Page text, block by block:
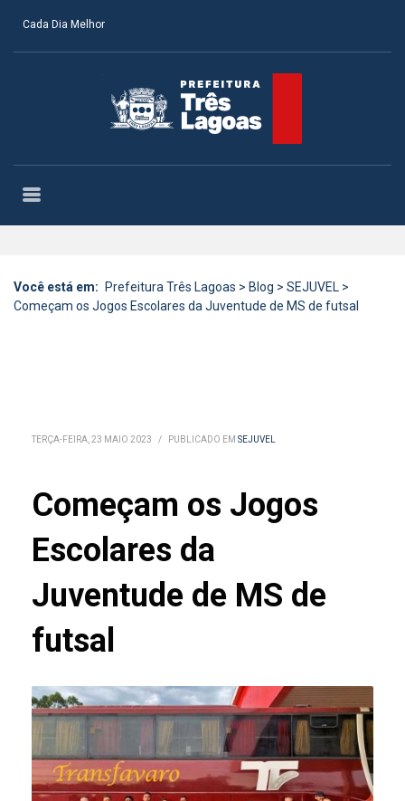
Cada Dia Melhor
Você está em: Prefeitura Três Lagoas > Blog > SEJUVEL >
Começam os Jogos Escolares da Juventude de MS de futsal
TERÇA-FEIRA, 23 MAIO 2023 / PUBLICADO EM SEJUVEL
Começam os Jogos
Escolares da
Juventude de MS de
futsal